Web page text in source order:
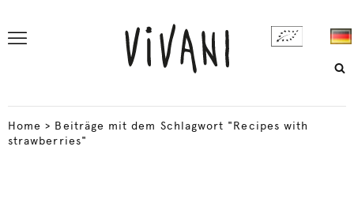
Home > Beiträge mit dem Schlagwort "Recipes with
strawberries"